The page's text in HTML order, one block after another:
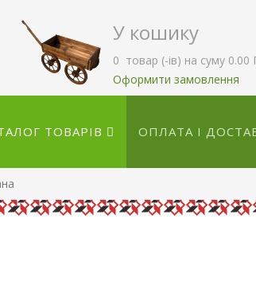
У кошику
0 товар (-ів) на суму 0.00
Оформити замовлення
ТОВАРІВ ОПЛАТА І